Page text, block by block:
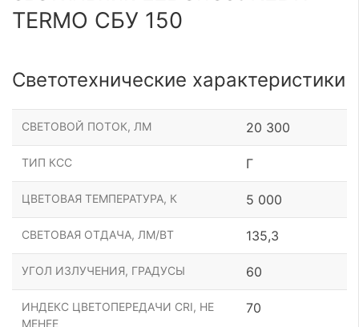
TERMO СБУ 150
Светотехнические характеристики
СВЕТОВОЙ ПОТОК, ЛМ 20 300
ТИП КСС Г
ЦВЕТОВАЯ ТЕМПЕРАТУРА, К 5 000
СВЕТОВАЯ ОТДАЧА, ЛМ/ВТ 135,3
УГОЛ ИЗЛУЧЕНИЯ, ГРАДУСЫ 60
ИНДЕКС ЦВЕТОПЕРЕДАЧИ CRI, НЕ
МЕНЕЕ
70